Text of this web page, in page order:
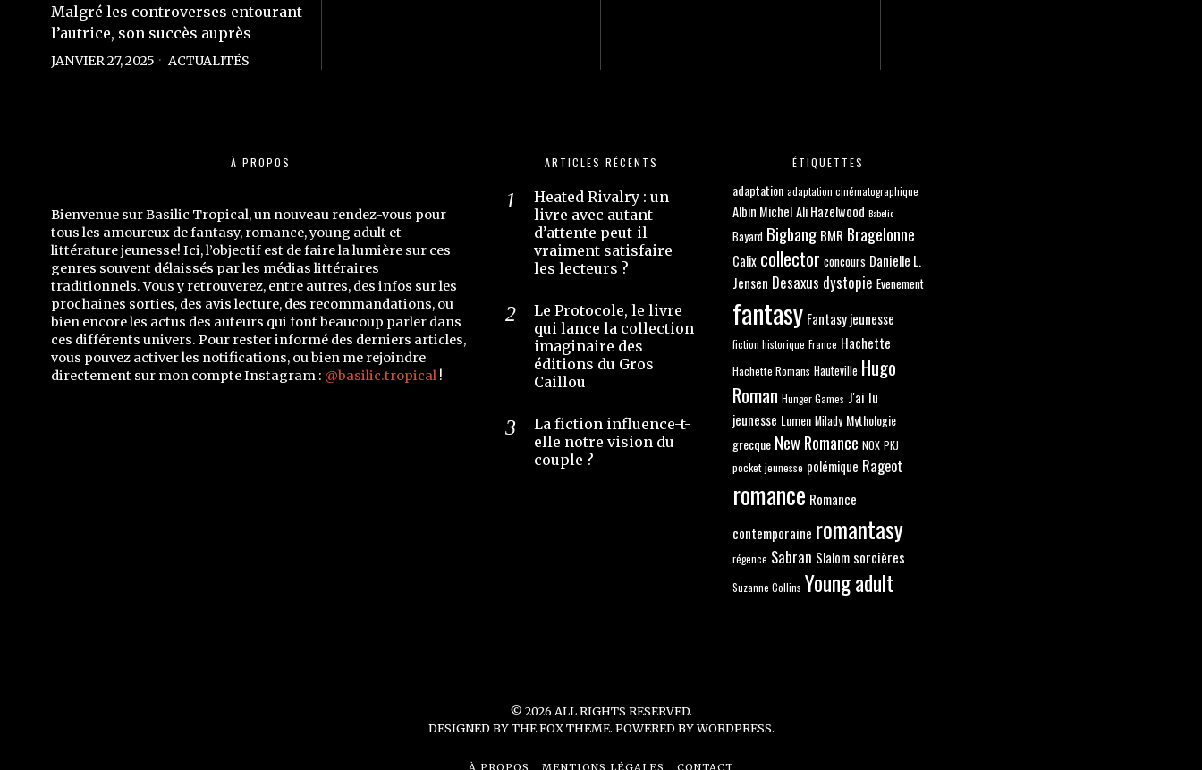
Malgré les controverses entourant
l’autrice, son succès auprès
JANVIER 27, 2025 ACTUALITÉS
À PROPOS
Bienvenue sur Basilic Tropical, un nouveau rendez-vous pour
tous les amoureux de fantasy, romance, young adult et
littérature jeunesse! Ici, l’objectif est de faire la lumière sur ces
genres souvent délaissés par les médias littéraires
traditionnels. Vous y retrouverez, entre autres, des infos sur les
prochaines sorties, des avis lecture, des recommandations, ou
bien encore les actus des auteurs qui font beaucoup parler dans
ces différents univers. Pour rester informé des derniers articles,
vous pouvez activer les notifications, ou bien me rejoindre
directement sur mon compte Instagram : @basilic.tropical !
ARTICLES RÉCENTS
Heated Rivalry : un
livre avec autant
d’attente peut-il
vraiment satisfaire
les lecteurs ?
Le Protocole, le livre
qui lance la collection
imaginaire des
éditions du Gros
Caillou
La fiction influence-t-
elle notre vision du
couple ?
ÉTIQUETTES
adaptation adaptation cinématographique
Albin MichelAli Hazelwood Babelio
Bayard Bigbang BMR Bragelonne
Calix collector concours Danielle L.
Jensen Desaxus dystopie Evenement
fantasy Fantasy jeunesse
fiction historique France Hachette
Hachette Romans Hauteville Hugo
Roman Hunger Games J'ai lu
jeunesse Lumen Milady Mythologie
grecque New Romance NOX PKJ
pocket jeunesse polémique Rageot
romance Romance
contemporaine romantasy
régence Sabran Slalom sorcières
Suzanne Collins Young adult
©2026 ALL RIGHTS RESERVED.
DESIGNED BYTHE FOX THEME. POWERED BY WORDPRESS.
À PROPOS MENTIONS LÉGALES CONTACT